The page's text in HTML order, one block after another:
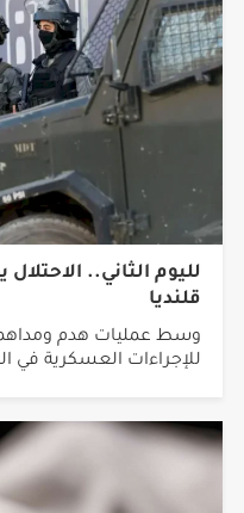
لليوم الثاني..
قلنديا
وسط عمليات هدم
للإجراءات العسكرية في